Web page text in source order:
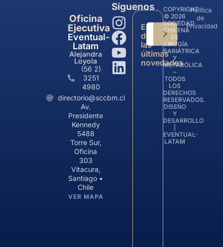
Oficina
Ejecutiva
Eventual-
Latam
Alejandra
Loyola
(56 2)
3251
4980
directorio@sccbm.cl
Av.
Presidente
Kennedy
5488
Torre Sur,
Oficina
303
Vitacura,
Santiago •
Chile
VER MAPA
Síguenos
Entérate
de
las
últimas
novedades
COPYRIGHT
© 2026
SOCIEDAD
CHILENA
DE
CIRUGÍA
BARIÁTRICA
Y
METABÓLICA
–
TODOS
LOS
DERECHOS
RESERVADOS.
DISEÑO
Y
DESARROLLO
EVENTUAL-
LATAM
Política
de
Privacidad